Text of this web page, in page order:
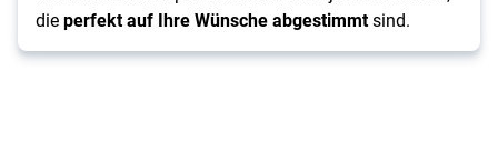
dieperfekt auf Ihre Wünsche abgestimmtsind.